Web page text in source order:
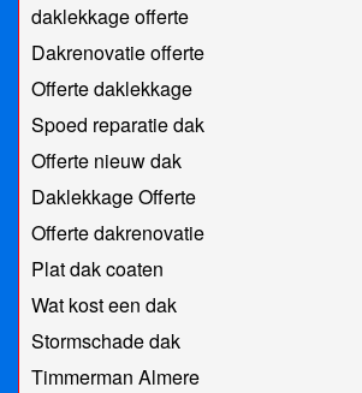
daklekkage offerte
Dakrenovatie offerte
Offerte daklekkage
Spoed reparatie dak
Offerte nieuw dak
Daklekkage Offerte
Offerte dakrenovatie
Plat dak coaten
Wat kost een dak
Stormschade dak
Timmerman Almere